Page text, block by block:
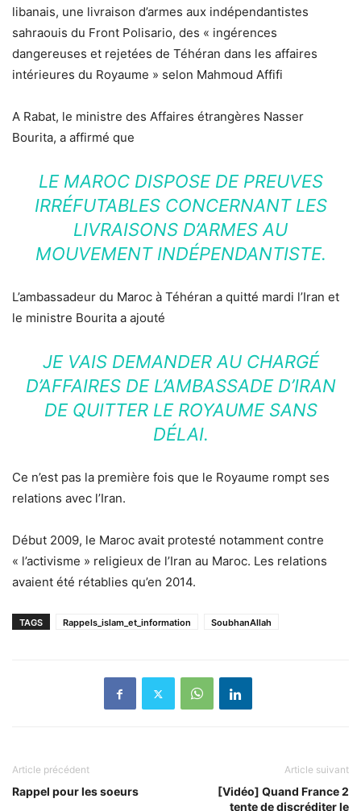
libanais, une livraison d’armes aux indépendantistes
sahraouis du Front Polisario, des « ingérences
dangereuses et rejetées de Téhéran dans les affaires
intérieures du Royaume » selon Mahmoud Affifi
A Rabat, le ministre des Affaires étrangères Nasser
Bourita, a affirmé que
LE MAROC DISPOSE DE PREUVES
IRRÉFUTABLES CONCERNANT LES
LIVRAISONS D’ARMES AU
MOUVEMENT INDÉPENDANTISTE.
L’ambassadeur du Maroc à Téhéran a quitté mardi l’Iran et
le ministre Bourita a ajouté
JE VAIS DEMANDER AU CHARGÉ
D’AFFAIRES DE L’AMBASSADE D’IRAN
DE QUITTER LE ROYAUME SANS
DÉLAI.
Ce n’est pas la première fois que le Royaume rompt ses
relations avec l’Iran.
Début 2009, le Maroc avait protesté notamment contre
« l’activisme » religieux de l’Iran au Maroc. Les relations
avaient été rétablies qu’en 2014.
TAGS Rappels_islam_et_information SoubhanAllah
Article précédent
Rappel pour les soeurs
Article suivant
[Vidéo] Quand France 2
tente de discréditer le